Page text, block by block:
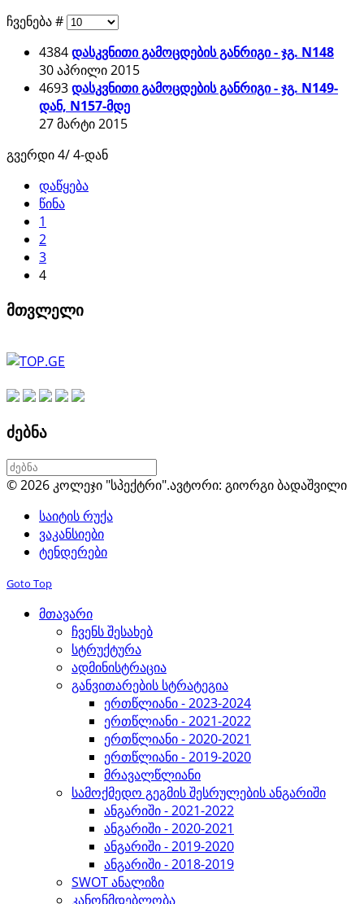
ჩვენება #
4384დასკვნითი გამოცდების განრიგი - ჯგ. N148
30 აპრილი 2015
4693დასკვნითი გამოცდების განრიგი - ჯგ. N149-
დან, N157-მდე
27 მარტი 2015
გვერდი 4/ 4-დან
დაწყება
წინა
1
2
3
4
მთვლელი
ძებნა
© 2026 კოლეჯი "სპექტრი".ავტორი: გიორგი ბადაშვილი
საიტის რუქა
ვაკანსიები
ტენდერები
Goto Top
მთავარი
ჩვენს შესახებ
სტრუქტურა
ადმინისტრაცია
განვითარების სტრატეგია
ერთწლიანი - 2023-2024
ერთწლიანი - 2021-2022
ერთწლიანი - 2020-2021
ერთწლიანი - 2019-2020
მრავალწლიანი
სამოქმედო გეგმის შესრულების ანგარიში
ანგარიში - 2021-2022
ანგარიში - 2020-2021
ანგარიში - 2019-2020
ანგარიში - 2018-2019
SWOT ანალიზი
კანონმდებლობა